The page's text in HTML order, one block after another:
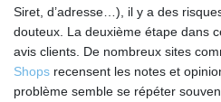
Siret, d’adresse…), il y a des
douteux. La deuxième étape dans
avis clients. De nombreux sites
Shops recensent les notes et
problème semble se répéter